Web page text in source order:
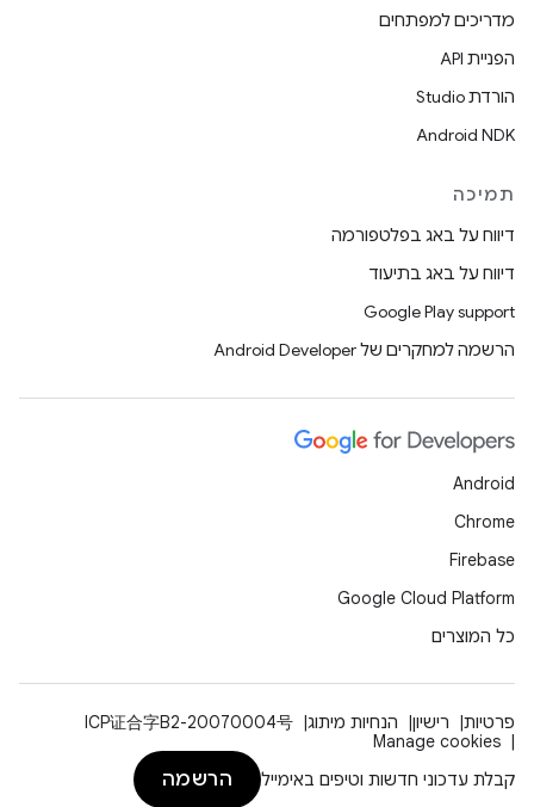
מדריכים למפתחים
הפניית API
הורדת Studio
Android NDK
תמיכה
דיווח על באג בפלטפורמה
דיווח על באג בתיעוד
Google Play support
הרשמה למחקרים של Android Developer
Android
Chrome
Firebase
Google Cloud Platform
כל המוצרים
פרטיות רישיון הנחיות מיתוג
ICP证合字B2-20070004号
Manage cookies
קבלת עדכוני חדשות וטיפים באימייל
הרשמה